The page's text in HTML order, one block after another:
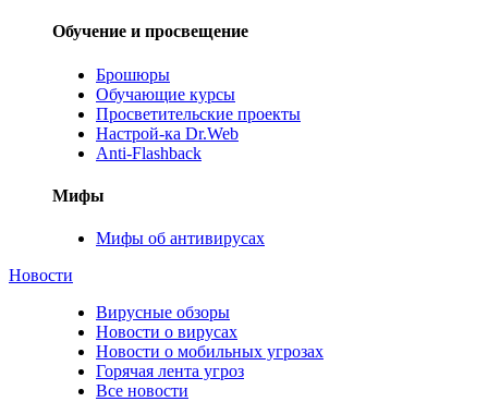
Обучение и просвещение
Брошюры
Обучающие курсы
Просветительские проекты
Настрой-ка Dr.Web
Anti-Flashback
Мифы
Мифы об антивирусах
Новости
Вирусные обзоры
Новости о вирусах
Новости о мобильных угрозах
Горячая лента угроз
Все новости